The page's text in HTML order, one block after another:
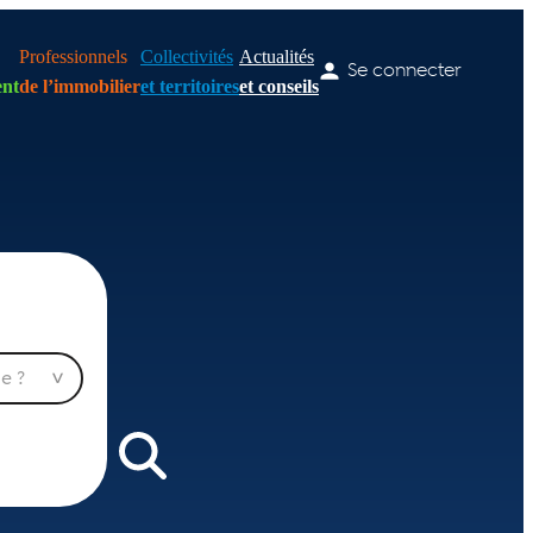
Professionnels
de l’immobilier
Collectivités
et territoires
Actualités
et conseils
Se connecter